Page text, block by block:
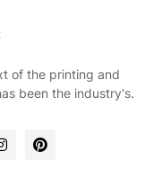
of the printing and
been the industry's.